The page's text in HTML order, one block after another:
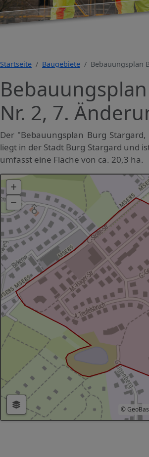
Startseite Baugebiete Bebauungsplan
Nr. 2, 7.
Der "Bebauungsplan Burg
liegt in der Stadt Burg Stargard und
umfasst eine Fläche von ca. 20,3 ha.
©